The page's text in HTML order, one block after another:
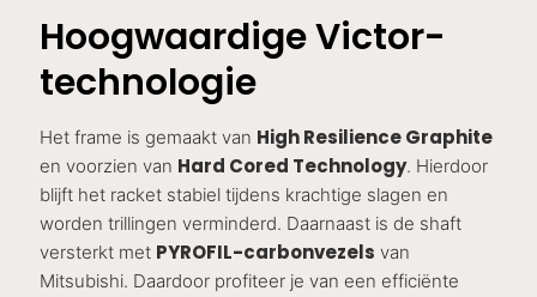
Hoogwaardige Victor-
technologie
Het frame is gemaakt van High Resilience Graphite
en voorzien van Hard Cored Technology. Hierdoor
blijft het racket stabiel tijdens krachtige slagen en
worden trillingen verminderd. Daarnaast is de shaft
versterkt met PYROFIL-carbonvezels van
Mitsubishi. Daardoor profiteer je van een efficiënte